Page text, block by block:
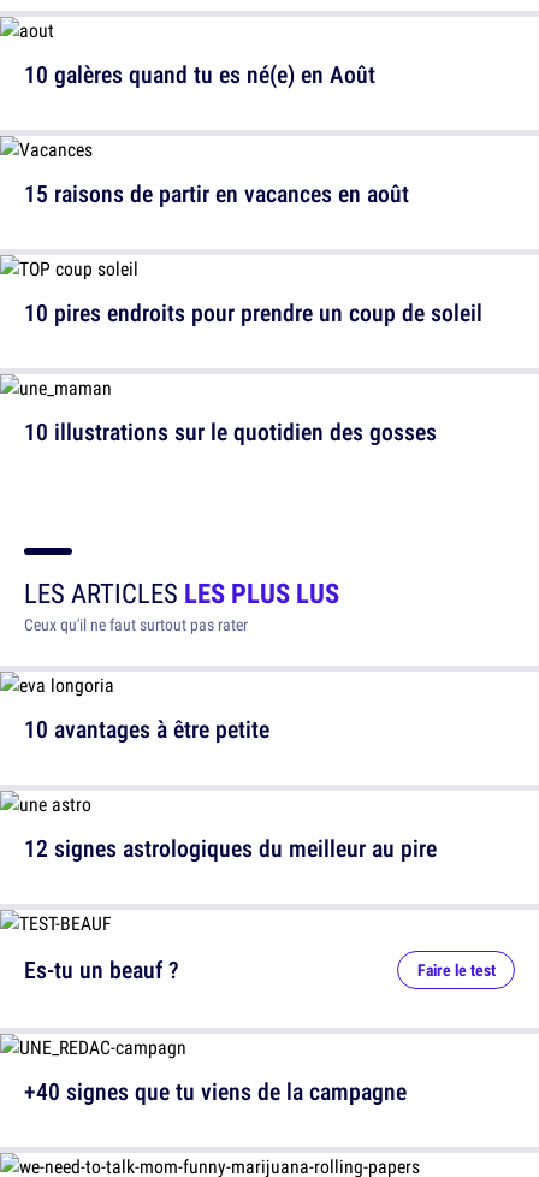
10 galères quand tu es né(e) en Août
10 pires endroits pour prendre un coup de soleil
15 raisons de partir en vacances en août
10 illustrations sur le quotidien des gosses
LES ARTICLES LES PLUS LUS
Ceux qu'il ne faut surtout pas rater
10 avantages à être petite
12 signes astrologiques du meilleur au pire
Es-tu un beauf ? Faire le test
+40 signes que tu viens de la campagne